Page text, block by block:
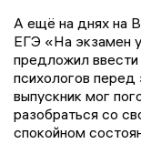
А ещё на днях на
ЕГЭ «На экзамен
предложил ввести
психологов
выпускник мог
разобраться со
спокойном